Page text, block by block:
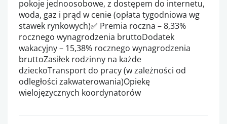
pokoje jednoosobowe, z dostępem do internetu,
woda, gaz i prąd w cenie (opłata tygodniowa wg
stawek rynkowych)✅ Premia roczna – 8,33%
rocznego wynagrodzenia bruttoDodatek
wakacyjny – 15,38% rocznego wynagrodzenia
bruttoZasiłek rodzinny na każde
dzieckoTransport do pracy (w zależności od
odległości zakwaterowania)Opiekę
wielojęzycznych koordynatorów